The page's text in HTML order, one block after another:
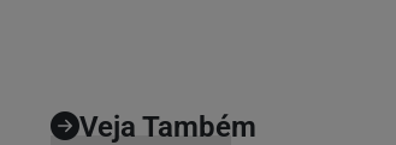
Veja Também